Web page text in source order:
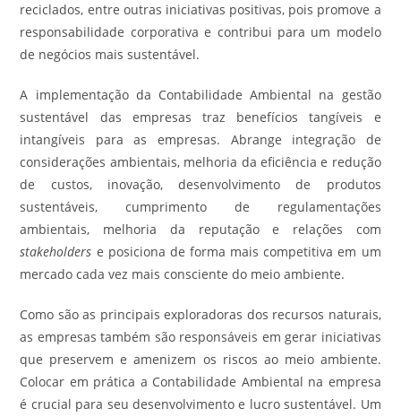
reciclados, entre outras iniciativas positivas, pois promove a
responsabilidade corporativa e contribui para um modelo
de negócios mais sustentável.
A implementação da Contabilidade Ambiental na gestão
sustentável das empresas traz benefícios tangíveis e
intangíveis para as empresas. Abrange integração de
considerações ambientais, melhoria da eficiência e redução
de custos, inovação, desenvolvimento de produtos
sustentáveis, cumprimento de regulamentações
ambientais, melhoria da reputação e relações com
stakeholders e posiciona de forma mais competitiva em um
mercado cada vez mais consciente do meio ambiente.
Como são as principais exploradoras dos recursos naturais,
as empresas também são responsáveis em gerar iniciativas
que preservem e amenizem os riscos ao meio ambiente.
Colocar em prática a Contabilidade Ambiental na empresa
é crucial para seu desenvolvimento e lucro sustentável. Um